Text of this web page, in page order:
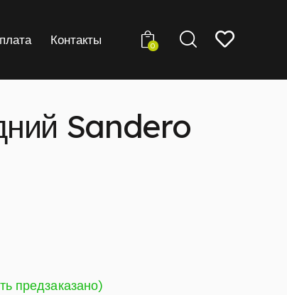
Контакты 0
Sandero
предзаказано)